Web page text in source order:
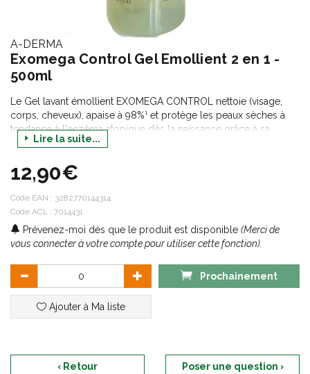
A-DERMA
Exomega Control Gel Emollient 2 en 1 -
500ml
Le Gel lavant émollient EXOMEGA CONTROL nettoie (visage,
corps, cheveux), apaise à 98%¹ et protège les peaux sèches à
tendance à l'eczéma atopique dès la naissance grâce à sa
formule BIODEGRADABLE* contenant 86% d'ingrédients
Lire la suite...
12,90€
Code EAN : 3282770144314
Code ACL : 7014431
Prévenez-moi dès que le produit est disponible (Merci de
vous connecter à votre compte pour utiliser cette fonction).
Prochainement
Ajouter à Ma liste
‹ Retour Poser une question ›